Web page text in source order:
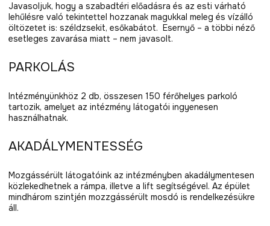
Javasoljuk, hogy a szabadtéri előadásra és az esti várható
lehűlésre való tekintettel hozzanak magukkal meleg és vízálló
öltözetet is: széldzsekit, esőkabátot. Esernyő – a többi néző
esetleges zavarása miatt – nem javasolt.
PARKOLÁS
Intézményünkhöz 2 db, összesen 150 férőhelyes parkoló
tartozik, amelyet az intézmény látogatói ingyenesen
használhatnak.
AKADÁLYMENTESSÉG
Mozgássérült látogatóink az intézményben akadálymentesen
közlekedhetnek a rámpa, illetve a lift segítségével. Az épület
mindhárom szintjén mozzgássérült mosdó is rendelkezésükre
áll.